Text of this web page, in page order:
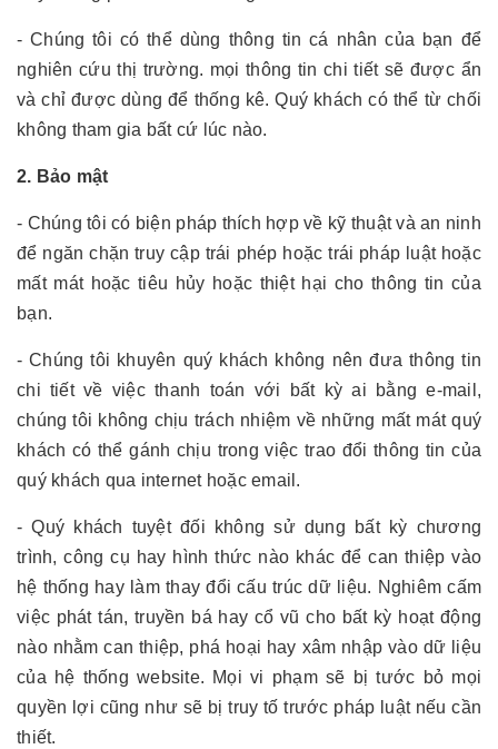
- Chúng tôi có thể dùng thông tin cá nhân của bạn để
nghiên cứu thị trường. mọi thông tin chi tiết sẽ được ẩn
và chỉ được dùng để thống kê. Quý khách có thể từ chối
không tham gia bất cứ lúc nào.
2. Bảo mật
- Chúng tôi có biện pháp thích hợp về kỹ thuật và an ninh
để ngăn chặn truy cập trái phép hoặc trái pháp luật hoặc
mất mát hoặc tiêu hủy hoặc thiệt hại cho thông tin của
bạn.
- Chúng tôi khuyên quý khách không nên đưa thông tin
chi tiết về việc thanh toán với bất kỳ ai bằng e-mail,
chúng tôi không chịu trách nhiệm về những mất mát quý
khách có thể gánh chịu trong việc trao đổi thông tin của
quý khách qua internet hoặc email.
- Quý khách tuyệt đối không sử dụng bất kỳ chương
trình, công cụ hay hình thức nào khác để can thiệp vào
hệ thống hay làm thay đổi cấu trúc dữ liệu. Nghiêm cấm
việc phát tán, truyền bá hay cổ vũ cho bất kỳ hoạt động
nào nhằm can thiệp, phá hoại hay xâm nhập vào dữ liệu
của hệ thống website. Mọi vi phạm sẽ bị tước bỏ mọi
quyền lợi cũng như sẽ bị truy tố trước pháp luật nếu cần
thiết.